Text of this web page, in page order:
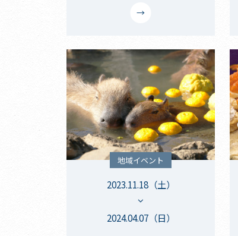
地域イベント
2023.11.18（土）
2024.04.07（日）